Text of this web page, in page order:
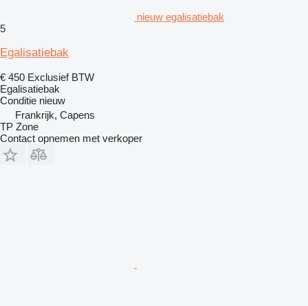
nieuw egalisatiebak
5
Egalisatiebak
€ 450 Exclusief BTW
Egalisatiebak
Conditie nieuw
Frankrijk, Capens
TP Zone
Contact opnemen met verkoper